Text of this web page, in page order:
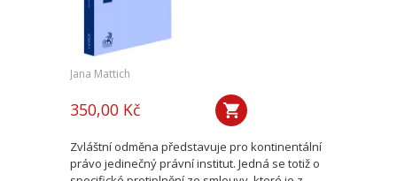
Jana Mattich
350,00 Kč
Zvláštní odměna představuje pro kontinentální
právo jedinečný právní institut. Jedná se totiž o